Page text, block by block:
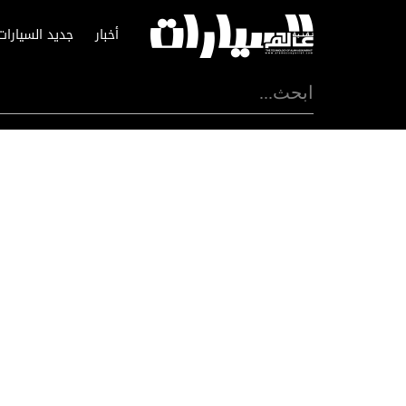
أخبار جديد